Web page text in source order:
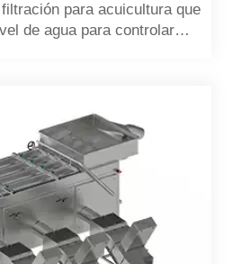
para acuicultura que
de agua para controlar